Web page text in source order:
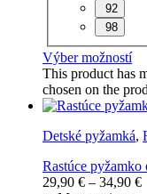
92
98
Výber možností
This product has
chosen on the
Detské pyžamká,
Rastúce pyžamko
29,90 € – 34,90 €